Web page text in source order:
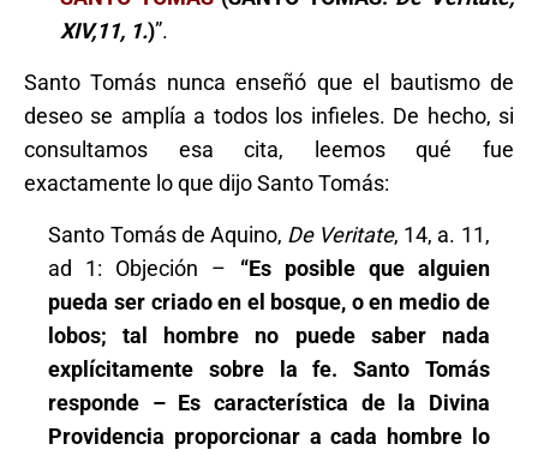
XIV,11, 1.)”.
Santo Tomás nunca enseñó que el bautismo de
deseo se amplía a todos los infieles. De hecho, si
consultamos esa cita, leemos qué fue
exactamente lo que dijo Santo Tomás:
Santo Tomás de Aquino, De Veritate, 14, a. 11,
ad 1: Objeción – “Es posible que alguien
pueda ser criado en el bosque, o en medio de
lobos; tal hombre no puede saber nada
explícitamente sobre la fe. Santo Tomás
responde – Es característica de la Divina
Providencia proporcionar a cada hombre lo